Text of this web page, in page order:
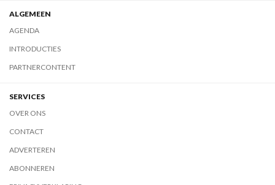
ALGEMEEN
AGENDA
INTRODUCTIES
PARTNERCONTENT
SERVICES
OVER ONS
CONTACT
ADVERTEREN
ABONNEREN